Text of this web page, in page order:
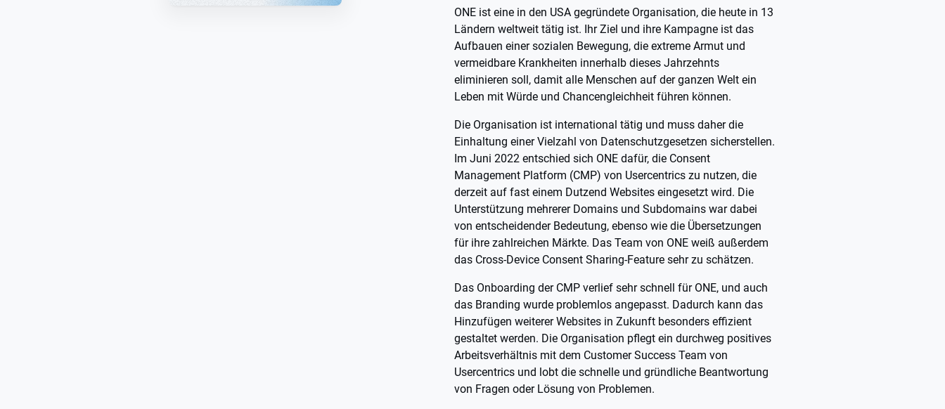
ONE ist eine in den USA gegründete Organisation, die heute in 13
Ländern weltweit tätig ist. Ihr Ziel und ihre Kampagne ist das
Aufbauen einer sozialen Bewegung, die extreme Armut und
vermeidbare Krankheiten innerhalb dieses Jahrzehnts
eliminieren soll, damit alle Menschen auf der ganzen Welt ein
Leben mit Würde und Chancengleichheit führen können.
Die Organisation ist international tätig und muss daher die
Einhaltung einer Vielzahl von Datenschutzgesetzen sicherstellen.
Im Juni 2022 entschied sich ONE dafür, die Consent
Management Platform (CMP) von Usercentrics zu nutzen, die
derzeit auf fast einem Dutzend Websites eingesetzt wird. Die
Unterstützung mehrerer Domains und Subdomains war dabei
von entscheidender Bedeutung, ebenso wie die Übersetzungen
für ihre zahlreichen Märkte. Das Team von ONE weiß außerdem
das Cross-Device Consent Sharing-Feature sehr zu schätzen.
Das Onboarding der CMP verlief sehr schnell für ONE, und auch
das Branding wurde problemlos angepasst. Dadurch kann das
Hinzufügen weiterer Websites in Zukunft besonders effizient
gestaltet werden. Die Organisation pflegt ein durchweg positives
Arbeitsverhältnis mit dem Customer Success Team von
Usercentrics und lobt die schnelle und gründliche Beantwortung
von Fragen oder Lösung von Problemen.